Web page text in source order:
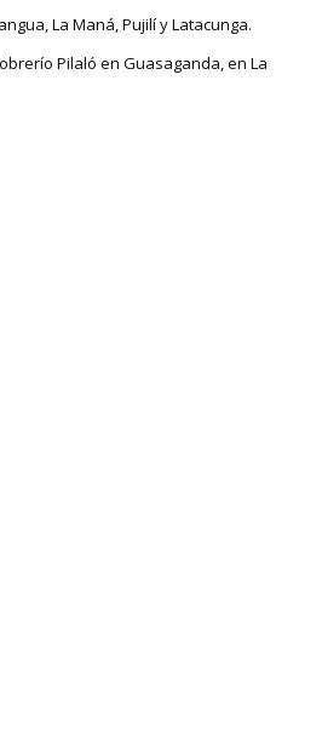
La Maná, Pujilí y Latacunga.
Pilaló en Guasaganda, en La